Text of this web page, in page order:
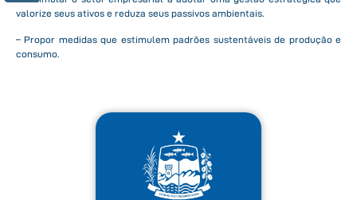
valorize seus ativos e reduza seus passivos ambientais.
– Propor medidas que estimulem padrões sustentáveis de produção e
consumo.